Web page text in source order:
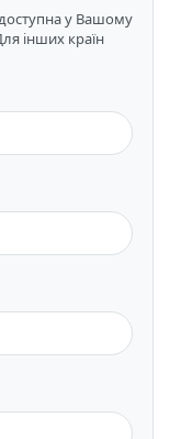
у Вашому
інших країн